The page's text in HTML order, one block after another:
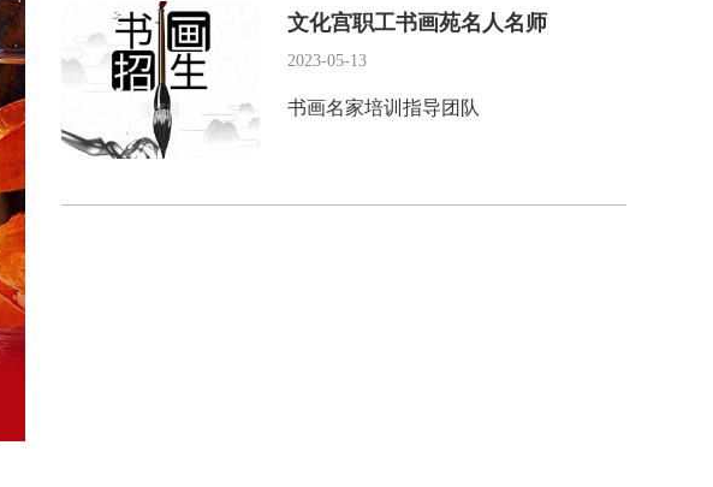
知识的认知到一笔一划的用心书写，从
生。
文化宫职工书画苑名人名师
2023-05-13
书画名家培训指导团队